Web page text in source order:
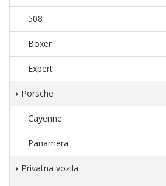
508
Boxer
Expert
Porsche
Cayenne
Panamera
Privatna vozila